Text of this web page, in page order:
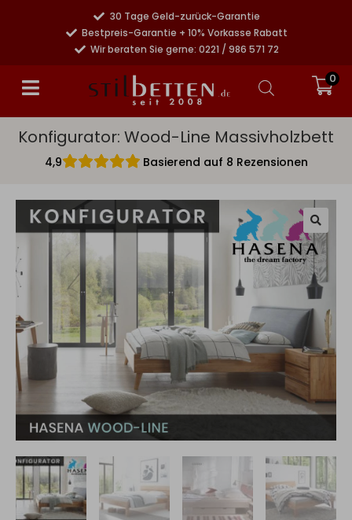
30 Tage Geld-zurück-Garantie
Bestpreis-Garantie + 10% Vorkasse Rabatt
Wir beraten Sie gerne: 0221 / 986 571 72
0
Konfigurator: Wood-Line Massivholzbett
4,9 Basierend auf 8 Rezensionen